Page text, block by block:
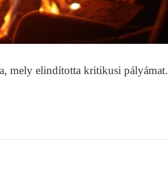
mely elindította kritikusi pályámat.